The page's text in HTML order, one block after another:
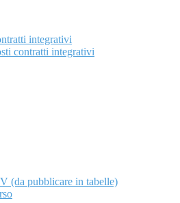
integrativi
contratti integrativi
(da pubblicare in tabelle)